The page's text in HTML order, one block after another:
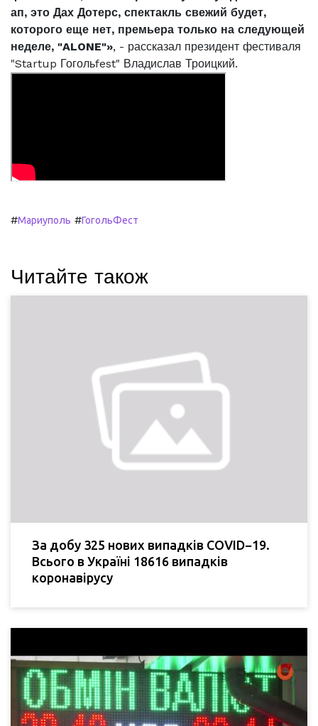
ап, это Дах Дотерс, спектакль свежий будет,
которого еще нет, премьера только на следующей
неделе, "ALONE"», - рассказал президент фестиваля
"Startup Гогольfest" Владислав Троицкий.
#Мариуполь #ГогольФест
Читайте також
За добу 325 нових випадків COVID−19.
Всього в Україні 18616 випадків
коронавірусу